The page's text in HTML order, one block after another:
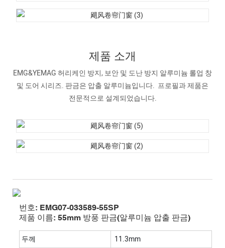
제품 소개
EMG&YEMAG 허리케인 방지, 보안 및 도난 방지 알루미늄 롤업 창
및 도어 시리즈. 판금은 압출 알루미늄입니다. 프로필과 제품은
전문적으로 설계되었습니다.
번호: EMG07-033589-55SP
제품 이름: 55mm 방풍 판금(알루미늄 압출 판금)
두께
11.3mm